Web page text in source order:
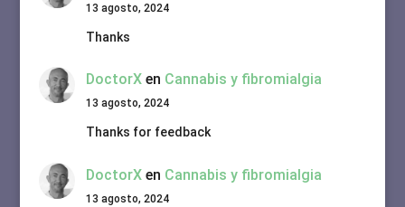
13 agosto, 2024
Thanks
DoctorXen Cannabis y fibromialgia
13 agosto, 2024
Thanks for feedback
DoctorXen Cannabis y fibromialgia
13 agosto, 2024